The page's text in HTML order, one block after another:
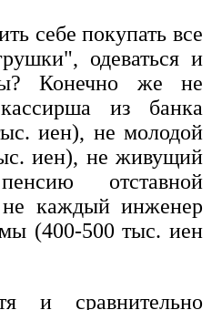
себе покупать все
одеваться и
Конечно же не
из банка
иен), не молодой
иен), не живущий
отставной
каждый инженер
(400-500 тыс. иен
и сравнительно